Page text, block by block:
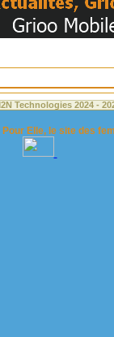
Technologies 2024 -
Pour Elle, le site des